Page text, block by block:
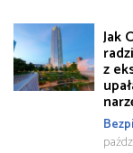
Jak
z